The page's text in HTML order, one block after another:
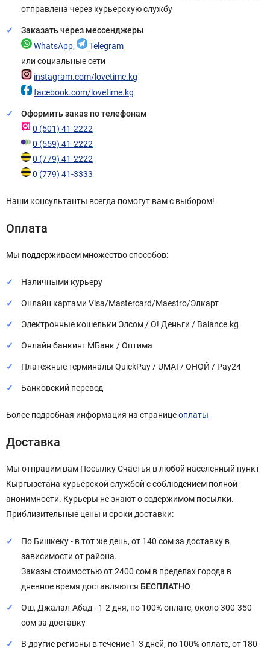
отправлена через курьерскую службу
Заказать через мессенджеры
WhatsApp,
Telegram
или социальные сети
instagram.com/lovetime.kg
facebook.com/lovetime.kg
Оформить заказ по телефонам
0 (501) 41-2222
0 (559) 41-2222
0 (779) 41-2222
0 (779) 41-3333
Наши консультанты всегда помогут вам с выбором!
Оплата
Мы поддерживаем множество способов:
Наличными курьеру
Онлайн картами Visa/Mastercard/Maestro/Элкарт
Электронные кошельки Элсом / О! Деньги / Balance.kg
Онлайн банкинг МБанк / Оптима
Платежные терминалы QuickPay / UMAI / ОНОЙ / Pay24
Банковский перевод
Более подробная информация на страницеоплаты
Доставка
Мы отправим вам Посылку Счастья в любой населенный пункт
Кыргызстана курьерской службой с соблюдением полной
анонимности. Курьеры не знают о содержимом посылки.
Приблизительные цены и сроки доставки:
По Бишкеку - в тот же день, от 140 сом за доставку в
зависимости от района.
Заказы стоимостью от 2400 сом в пределах города в
дневное время доставляются БЕСПЛАТНО
Ош, Джалал-Абад - 1-2 дня, по 100% оплате, около 300-350
сом за доставку
В другие регионы в течение 1-3 дней, по 100% оплате, от 180-